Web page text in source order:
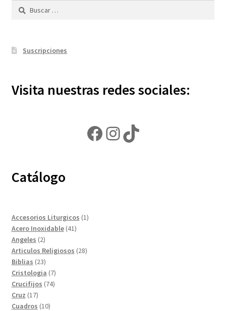
Buscar:
Suscripciones
Visita nuestras redes sociales:
Facebook
Instagram
TikTok
Catálogo
Accesorios Liturgicos 11
Acero Inoxidable 4141
Angeles 22
productos
Articulos Religiosos 2828
Biblias 2323
productos
Cristologia 77
productos
Crucifijos 7474
Cruz 1717
productos
Cuadros 1010